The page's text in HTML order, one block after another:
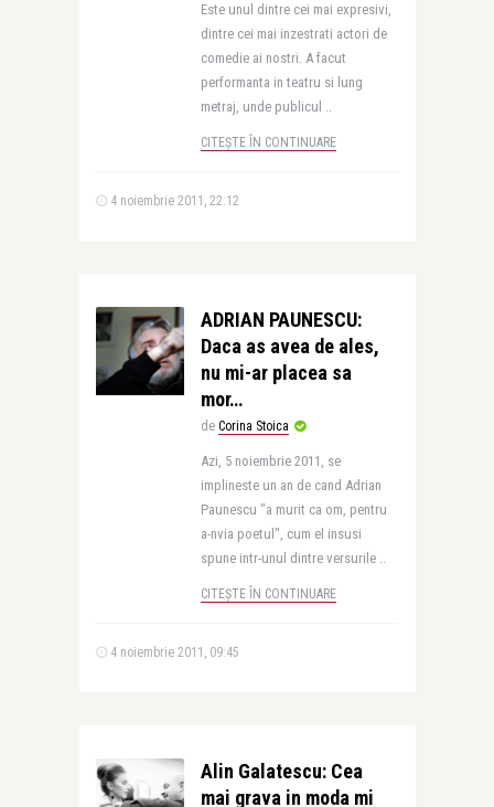
Este unul dintre cei mai expresivi,
dintre cei mai inzestrati actori de
comedie ai nostri. A facut
performanta in teatru si lung
metraj, unde publicul ..
CITEȘTE ÎN CONTINUARE
4 noiembrie 2011, 22:12
ADRIAN PAUNESCU:
Daca as avea de ales,
nu mi-ar placea sa
mor…
de Corina Stoica
Azi, 5 noiembrie 2011, se
implineste un an de cand Adrian
Paunescu "a murit ca om, pentru
a-nvia poetul", cum el insusi
spune intr-unul dintre versurile ..
CITEȘTE ÎN CONTINUARE
4 noiembrie 2011, 09:45
Alin Galatescu: Cea
mai grava in moda mi